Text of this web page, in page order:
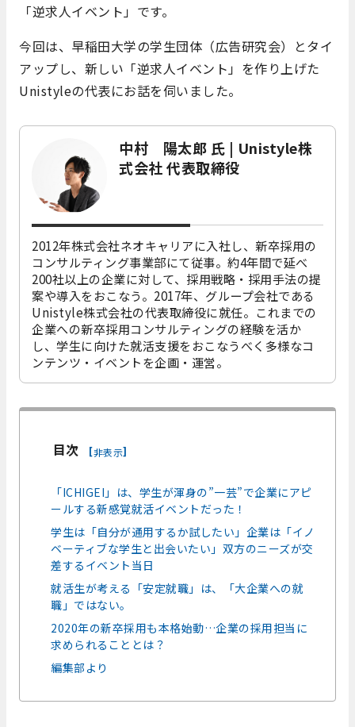
「逆求人イベント」です。
今回は、早稲田大学の学生団体（広告研究会）とタイ
アップし、新しい「逆求人イベント」を作り上げた
Unistyleの代表にお話を伺いました。
中村 陽太郎 氏 | Unistyle株
式会社 代表取締役
2012年株式会社ネオキャリアに入社し、新卒採用の
コンサルティング事業部にて従事。約4年間で延べ
200社以上の企業に対して、採用戦略・採用手法の提
案や導入をおこなう。2017年、グループ会社である
Unistyle株式会社の代表取締役に就任。これまでの
企業への新卒採用コンサルティングの経験を活か
し、学生に向けた就活支援をおこなうべく多様なコ
ンテンツ・イベントを企画・運営。
目次 [非表示]
「ICHIGEI」は、学生が渾身の”一芸”で企業にアピ
ールする新感覚就活イベントだった！
学生は「自分が通用するか試したい」企業は「イノ
ベーティブな学生と出会いたい」双方のニーズが交
差するイベント当日
就活生が考える「安定就職」は、「大企業への就
職」ではない。
2020年の新卒採用も本格始動…企業の採用担当に
求められることとは？
編集部より